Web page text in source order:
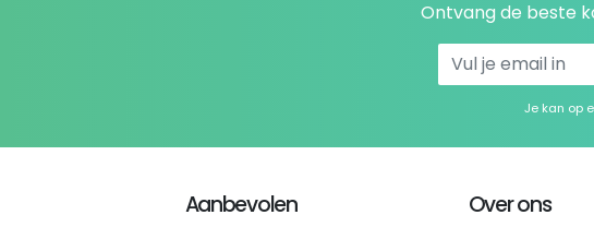
Ontvang de beste
Je kan op
Aanbevolen Over ons